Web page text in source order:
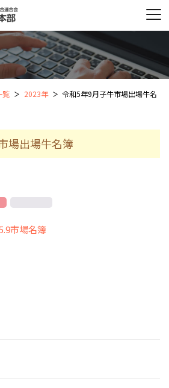
覧 2023年
令和5年9月子牛市場出場牛名
場出場牛名簿
市場名簿